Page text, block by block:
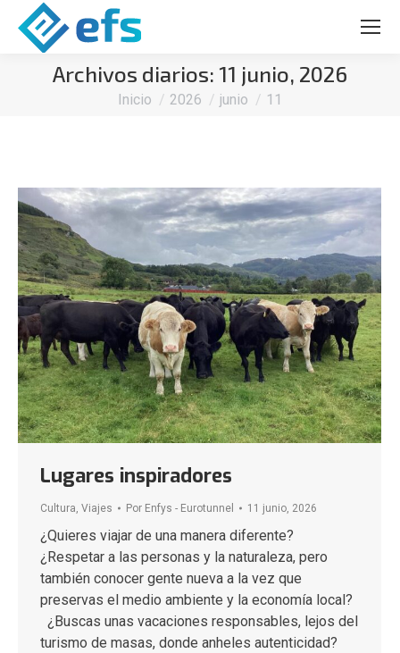
Archivos diarios: 11 junio, 2026
Estás aquí:
Inicio 2026 junio 11
Lugares inspiradores
Cultura, Viajes Por Enfys - Eurotunnel 11 junio, 2026
¿Quieres viajar de una manera diferente?
¿Respetar a las personas y la naturaleza, pero
también conocer gente nueva a la vez que
preservas el medio ambiente y la economía local?
¿Buscas unas vacaciones responsables, lejos del
turismo de masas, donde anheles autenticidad?